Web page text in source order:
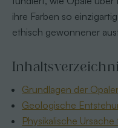
ihre Farben so
ethisch gewonnener
Grundlagen der
Geologische
Physikalische